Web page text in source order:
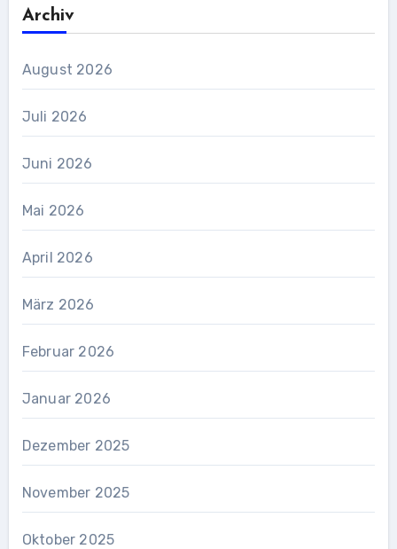
Archiv
August 2026
Juli 2026
Juni 2026
Mai 2026
April 2026
März 2026
Februar 2026
Januar 2026
Dezember 2025
November 2025
Oktober 2025